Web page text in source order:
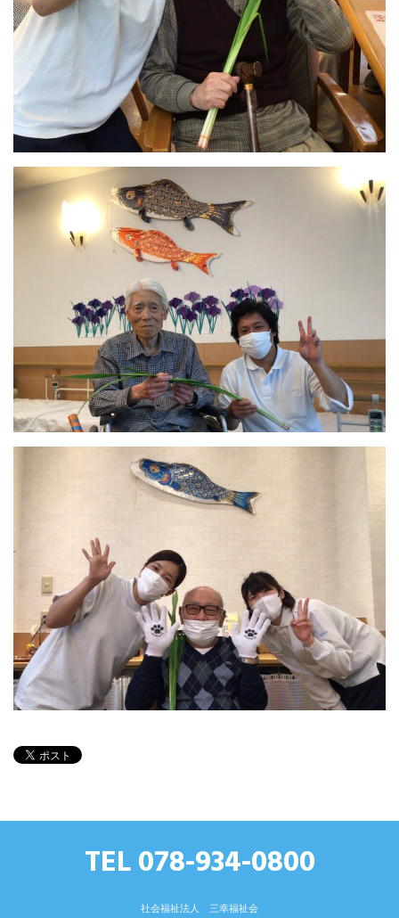
TEL 078-934-0800
社会福祉法人 三幸福祉会